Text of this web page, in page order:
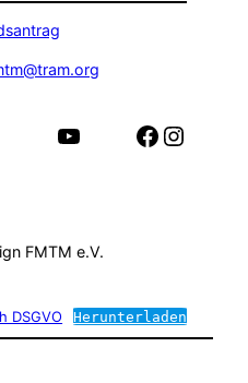
Facebook Instagram
YouTube
FMTM e.V.
DSGVO Herunterladen